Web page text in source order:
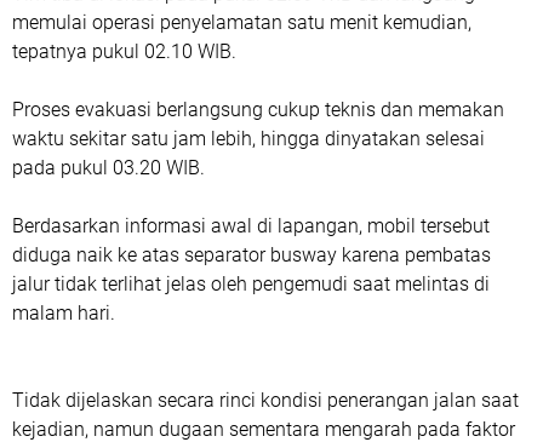
memulai operasi penyelamatan satu menit kemudian,
tepatnya pukul 02.10 WIB.
Proses evakuasi berlangsung cukup teknis dan memakan
waktu sekitar satu jam lebih, hingga dinyatakan selesai
pada pukul 03.20 WIB.
Berdasarkan informasi awal di lapangan, mobil tersebut
diduga naik ke atas separator busway karena pembatas
jalur tidak terlihat jelas oleh pengemudi saat melintas di
malam hari.
Tidak dijelaskan secara rinci kondisi penerangan jalan saat
kejadian, namun dugaan sementara mengarah pada faktor